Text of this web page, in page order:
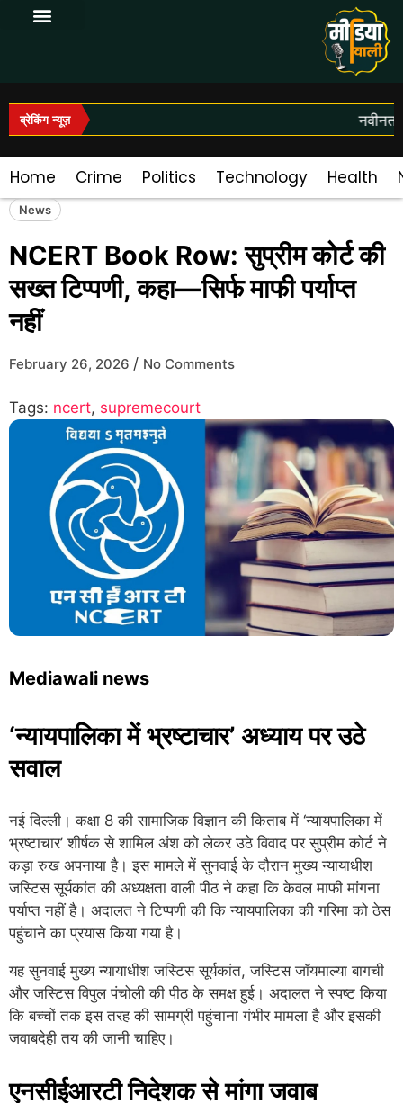
ब्रेकिंग न्यूज़
Home Crime Politics Technology Health
News
NCERT Book Row: सुप्रीम कोर्ट की
सख्त टिप्पणी, कहा—सिर्फ माफी पर्याप्त
नहीं
February 26, 2026 / No Comments
Tags: ncert, supremecourt
Mediawali news
‘न्यायपालिका में भ्रष्टाचार’ अध्याय पर उठे
सवाल
नई दिल्ली। कक्षा 8 की सामाजिक विज्ञान की किताब में ‘न्यायपालिका में
भ्रष्टाचार’ शीर्षक से शामिल अंश को लेकर उठे विवाद पर सुप्रीम कोर्ट ने
कड़ा रुख अपनाया है। इस मामले में सुनवाई के दौरान मुख्य न्यायाधीश
जस्टिस सूर्यकांत की अध्यक्षता वाली पीठ ने कहा कि केवल माफी मांगना
पर्याप्त नहीं है। अदालत ने टिप्पणी की कि न्यायपालिका की गरिमा को ठेस
पहुंचाने का प्रयास किया गया है।
यह सुनवाई मुख्य न्यायाधीश जस्टिस सूर्यकांत, जस्टिस जॉयमाल्या बागची
और जस्टिस विपुल पंचोली की पीठ के समक्ष हुई। अदालत ने स्पष्ट किया
कि बच्चों तक इस तरह की सामग्री पहुंचाना गंभीर मामला है और इसकी
जवाबदेही तय की जानी चाहिए।
एनसीईआरटी निदेशक से मांगा जवाब